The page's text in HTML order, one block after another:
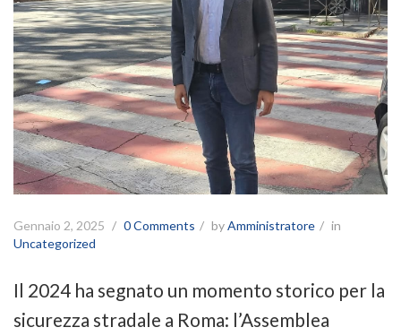
Gennaio 2, 2025 0 Comments byAmministratore
in
Uncategorized
Il 2024 ha segnato un momento storico per la
sicurezza stradale a Roma: l’Assemblea